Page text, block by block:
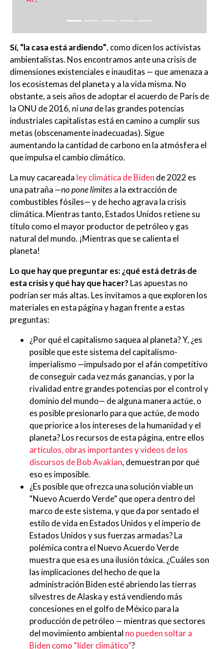
Sí, “la casa está ardiendo”, como dicen los activistas
ambientalistas. Nos encontramos ante una crisis de
dimensiones existenciales e inauditas — que amenaza a
los ecosistemas del planeta y a la vida misma. No
obstante, a seis años de adoptar el acuerdo de París de
la ONU de 2016,ni una de las grandes potencias
industriales capitalistas está en camino a cumplir sus
metas (obscenamente inadecuadas). Sigue
aumentando la cantidad de carbono en la atmósfera el
que impulsa el cambio climático.
La muy cacareada ley climática de Biden de 2022 es
una patraña —no pone límitesa la extracción de
combustibles fósiles— y de hecho agrava la crisis
climática. Mientras tanto, Estados Unidos retiene su
título como el mayor productor de petróleo y gas
natural del mundo. ¡Mientras que se calienta el
planeta!
Lo que hay que preguntar es: ¿qué está detrás de
esta crisis y qué hay que hacer? Las apuestas no
podrían ser más altas. Les invitamos a que exploren los
materiales en esta página y hagan frente a estas
preguntas:
¿Por qué el capitalismo saquea al planeta? Y, ¿es
posible que este sistema del capitalismo-
imperialismo —impulsado por el afán competitivo
de conseguir cada vez más ganancias, y por la
rivalidad entre grandes potencias por el control y
dominio del mundo— de alguna manera actúe, o
es posible presionarlo para que actúe, de modo
que priorice a los intereses de la humanidad y el
planeta? Los recursos de esta página, entre ellos
artículos, obras importantes y videos de los
discursos de Bob Avakian, demuestran por qué
eso es imposible.
¿Es posible que ofrezca una solución viable un
“Nuevo Acuerdo Verde” que opera dentro del
marco de este sistema, y que da por sentado el
estilo de vida en Estados Unidos y el imperio de
Estados Unidos y sus fuerzas armadas? La
polémica contra el Nuevo Acuerdo Verde
muestra que esa es una ilusión tóxica. ¿Cuáles son
las implicaciones del hecho de que la
administración Biden esté abriendo las tierras
silvestres de Alaska y está vendiendo más
concesiones en el golfo de México para la
producción de petróleo — mientras que sectores
del movimiento ambiental no pueden soltar a
Biden como “líder climático”?